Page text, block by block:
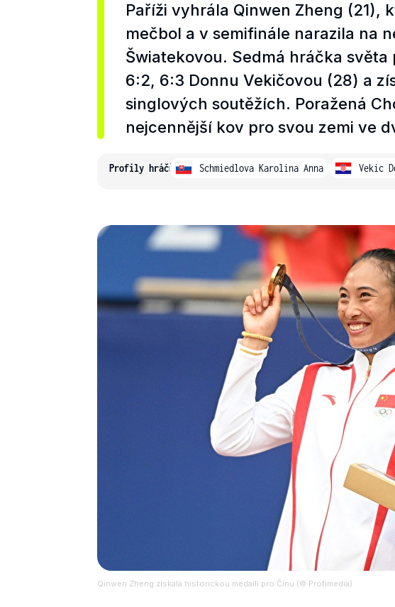
Paříži vyhrála Qinwen Zheng (21),
mečbol a v semifinále narazila na
Šwiatekovou. Sedmá hráčka
6:2, 6:3 Donnu Vekičovou (28) a
singlových soutěžích. Poražená
nejcennější kov pro svou zemi ve
Profily hráčů Schmiedlova Karolina Anna Vekic
Qinwen Zheng získala historickou medaili pro Čínu (© Profimedia)